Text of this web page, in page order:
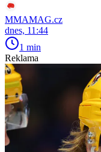
MMAMAG.cz
dnes, 11:44
1 min
Reklama